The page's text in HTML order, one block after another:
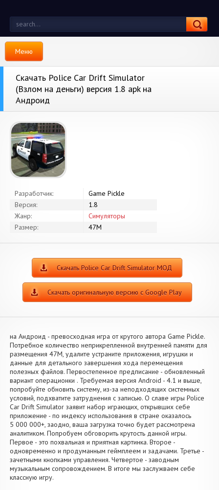
Меню
Скачать Police Car Drift Simulator
(Взлом на деньги) версия 1.8 apk на
Андроид
Разработчик:
Game Pickle
Версия:
1.8
Жанр:
Симуляторы
Размер:
47M
Скачать Police Car Drift Simulator МОД
Скачать оригинальную версию с Google Play
на Андроид - превосходная игра от крутого автора Game Pickle.
Потребное количество неприкрепленной внутренней памяти для
размещения 47M, удалите устраните приложения, игрушки и
данные для детального завершения хода перемещения
полезных файлов. Первостепенное предписание - обновленный
вариант операционки . Требуемая версия Android - 4.1 и выше,
попробуйте обновить систему, из-за неподходящих системных
условий, подхватите затруднения с записью. О славе игры Police
Car Drift Simulator заявит набор играющих, открывших себе
приложение - по индексу использования в стране оказалось
5 000 000+, заодно, ваша загрузка точно будет рассмотрена
аналитиком. Попробуем обговорить крутость данной игры.
Первое - это похвальная и приятная картинка. Второе -
одновременно и продуманным геймплеем и задачами. Третье -
зачетными кнопками управления. Четвертое - заводным
музыкальным сопровождением. В итоге мы заслужваем себе
классную игру.